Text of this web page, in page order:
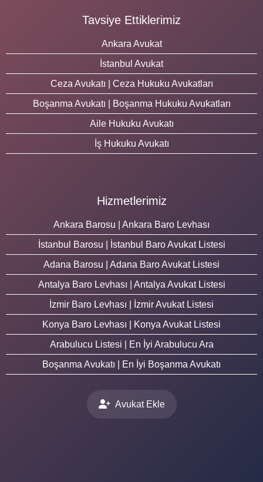
Tavsiye Ettiklerimiz
Ankara Avukat
İstanbul Avukat
Ceza Avukatı | Ceza Hukuku Avukatları
Boşanma Avukatı | Boşanma Hukuku Avukatları
Aile Hukuku Avukatı
İş Hukuku Avukatı
Hizmetlerimiz
Ankara Barosu | Ankara Baro Levhası
İstanbul Barosu | İstanbul Baro Avukat Listesi
Adana Barosu | Adana Baro Avukat Listesi
Antalya Baro Levhası | Antalya Avukat Listesi
İzmir Baro Levhası | İzmir Avukat Listesi
Konya Baro Levhası | Konya Avukat Listesi
Arabulucu Listesi | En İyi Arabulucu Ara
Boşanma Avukatı | En İyi Boşanma Avukatı
Avukat Ekle